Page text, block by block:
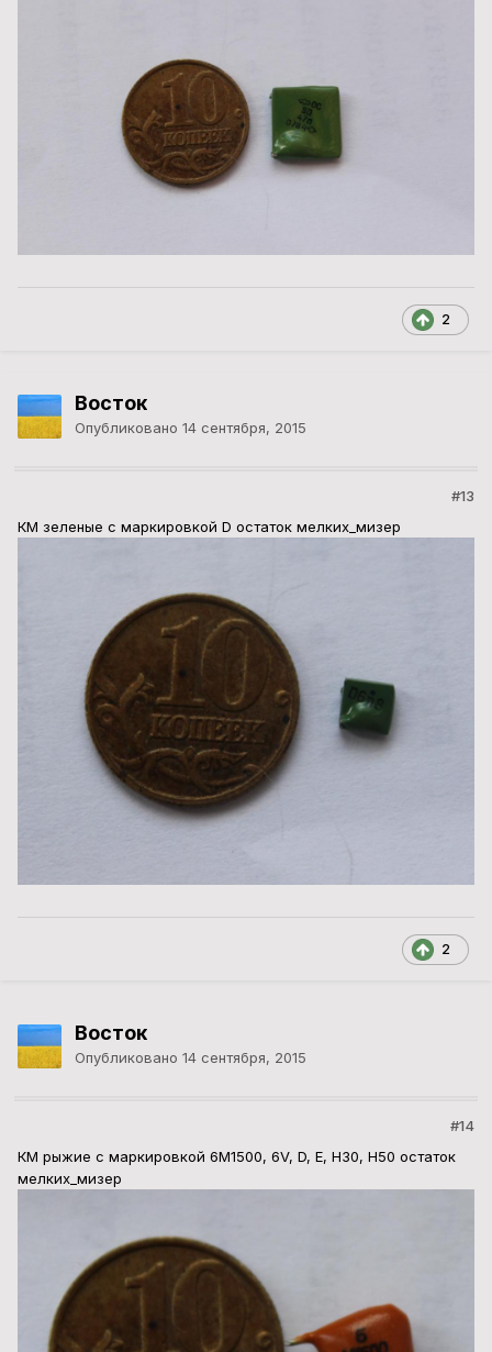
2
Восток
Опубликовано 14 сентября, 2015
#13
КМ зеленые с маркировкой D остаток мелких_мизер
2
Восток
Опубликовано 14 сентября, 2015
#14
КМ рыжие с маркировкой 6М1500, 6V, D, E, H30, H50 остаток
мелких_мизер